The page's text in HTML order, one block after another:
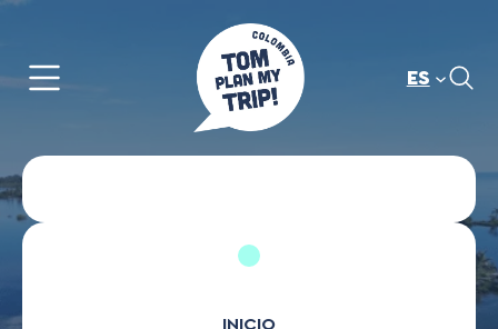
contenido
ES
INICIO